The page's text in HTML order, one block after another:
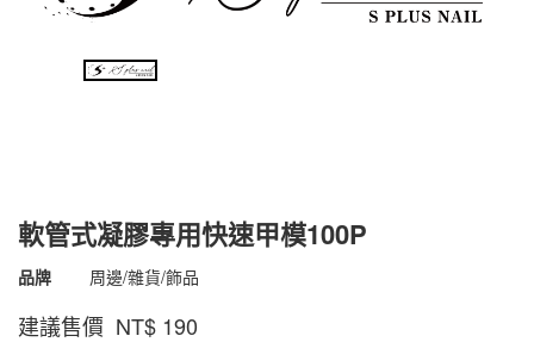
軟管式凝膠專用快速甲模100P
商品代號 4500000001219
4500000001219
品牌 周邊/雜貨/飾品
建議售價 NT$ 190